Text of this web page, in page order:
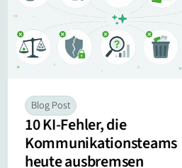
Blog Post
10 KI-Fehler, die
Kommunikationsteams
heute ausbremsen